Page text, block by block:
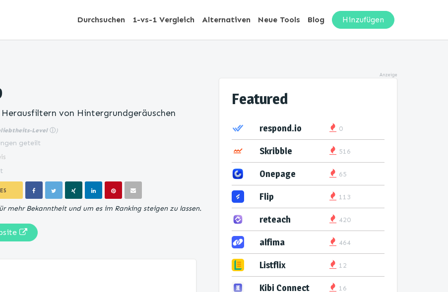
Durchsuchen 1-vs-1 Vergleich Alternativen Neue Tools Blog Hinzufügen
von Hintergrundgeräuschen
Level ⓘ)
geteilt
mehr Bekanntheit und um es im Ranking steigen zu lassen.
Anzeige
Featured
respond.io 0
Skribble 516
Onepage 65
Flip 113
reteach 420
alfima 464
Listflix 12
Kibi Connect 16